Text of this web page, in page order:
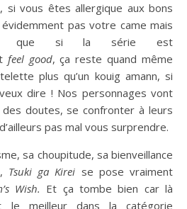
si vous êtes allergique aux bons
pas votre came mais
que si la série est
feel good, ça reste quand même
plus qu’un kouig amann, si
dire ! Nos personnages vont
doutes, se confronter à leurs
pas mal vous surprendre.
sa choupitude, sa bienveillance
Tsuki ga Kirei se pose vraiment
Wish. Et ça tombe bien car là
le meilleur dans la catégorie